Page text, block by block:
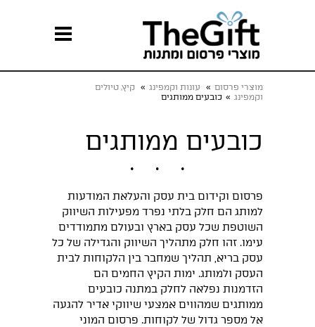
מוצרי פרסום » עונות וקמפינג »
קיץ, טיולים
וקמפינג » כובעים ממותגים
כובעים ממותגים
פרסום וקידום בית עסק והעלאת המודעות
למותג הם חלק בלתי נפרד מפעילות השיווק
השוטפת שכל עסק בארץ ובעולם מתמודדים
עימו. זהו חלק מתהליך השיווק והגדילה של כל
עסק בריא, תהליך שמחבר בין הלקוחות לבית
העסק ולמותג. ימות הקיץ החמים הם
הזדמנות נפלאה לחלק במתנה כובעים
ממותגים שמהווים אמצעי שיווקי אדיר להגעה
אל מספר גדול של לקוחות. פרסום המוני